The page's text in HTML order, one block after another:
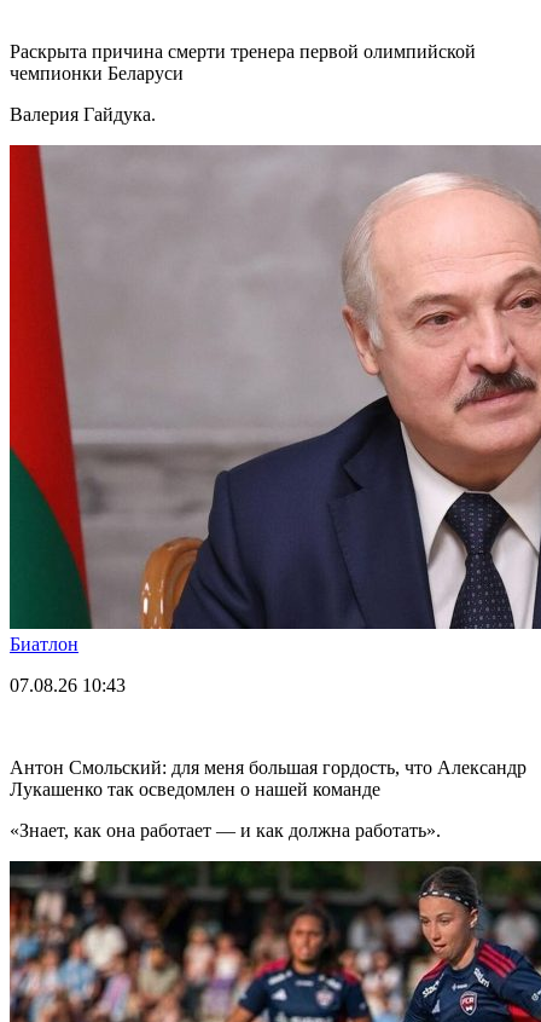
Раскрыта причина смерти тренера первой олимпийской
чемпионки Беларуси
Валерия Гайдука.
Биатлон
07.08.26 10:43
Антон Смольский: для меня большая гордость, что Александр
Лукашенко так осведомлен о нашей команде
«Знает, как она работает — и как должна работать».